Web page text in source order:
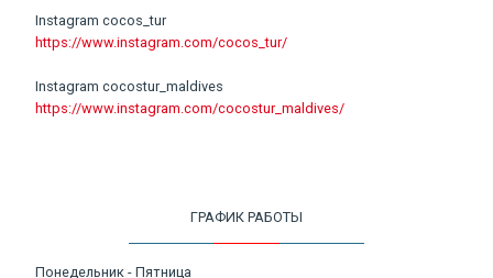
Instagram cocos_tur
https://www.instagram.com/cocos_tur/
Instagram cocostur_maldives
https://www.instagram.com/cocostur_maldives/
ГРАФИК РАБОТЫ
Понедельник - Пятница